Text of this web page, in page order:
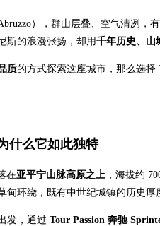
），群山层叠、空气清冽
斯的浪漫张扬，却用千年历史、山
质的方式探索这座城市，那么选择
什么它如此独特
在亚平宁山脉高原之上 ，海拔约
甸环绕，既有中世纪城镇的历史厚
发，通过 Tour Passion 奔驰